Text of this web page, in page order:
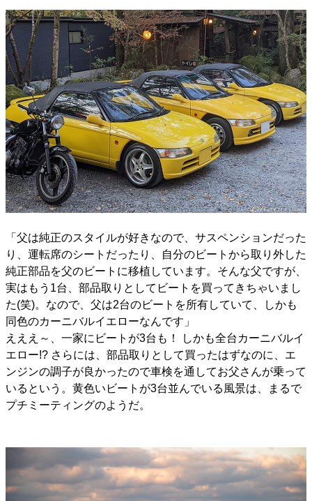
「父は純正のスタイルが好きなので、サスペンションだった
り、運転席のシートだったり、自分のビートから取り外した
純正部品を父のビートに移植しています。そんな父ですが、
実はもう1台、部品取りとしてビートを買ってきちゃいまし
た(笑)。なので、父は2台のビートを所有していて、しかも
同色のカーニバルイエローなんです」
えええ～、一家にビートが3台も！ しかも全台カーニバルイ
エロー!? さらには、部品取りとして買ったはずなのに、エ
ンジンの調子が良かったので車検を通してお父さんが乗って
いるという。黄色いビートが3台並んでいる風景は、まるで
プチミーティングのようだ。